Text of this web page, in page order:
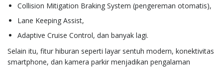
Collision Mitigation Braking System (pengereman otomatis),
Lane Keeping Assist,
Adaptive Cruise Control, dan banyak lagi.
Selain itu, fitur hiburan seperti layar sentuh modern, konektivitas
smartphone, dan kamera parkir menjadikan pengalaman